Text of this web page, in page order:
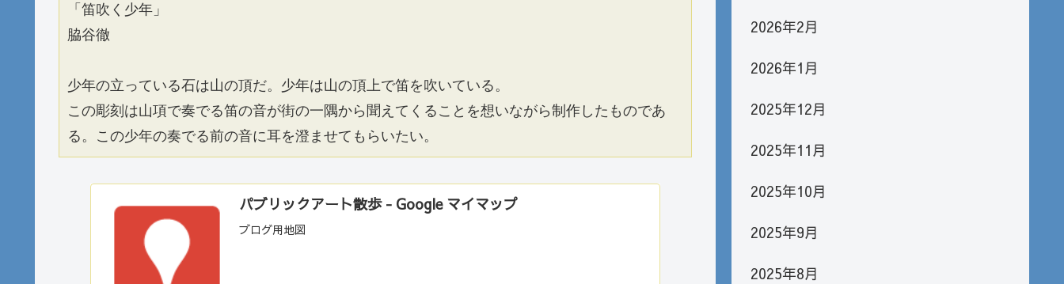
「笛吹く少年」
脇谷徹
少年の立っている石は山の頂だ。少年は山の頂上で笛を吹いている。
この彫刻は山項で奏でる笛の音が街の一隅から聞えてくることを想いながら制作したものであ
る。この少年の奏でる前の音に耳を澄ませてもらいたい。
パブリックアート散歩 - Google マイマップ
ブログ用地図
2026年2月
2026年1月
2025年12月
2025年11月
2025年10月
2025年9月
2025年8月